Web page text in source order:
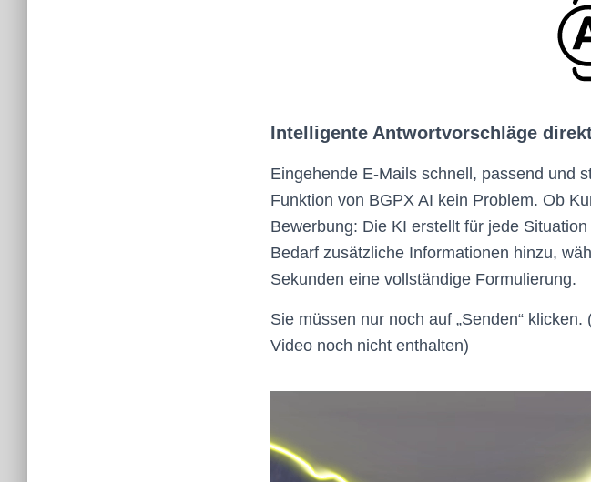
Intelligente Antwortvorschläge
Eingehende E-Mails schnell, passend und
Funktion von BGPX AI kein Problem. Ob
Bewerbung: Die KI erstellt für jede
Bedarf zusätzliche Informationen hinzu,
Sekunden eine vollständige Formulierung.
Sie müssen nur noch auf „Senden“
Video noch nicht enthalten)